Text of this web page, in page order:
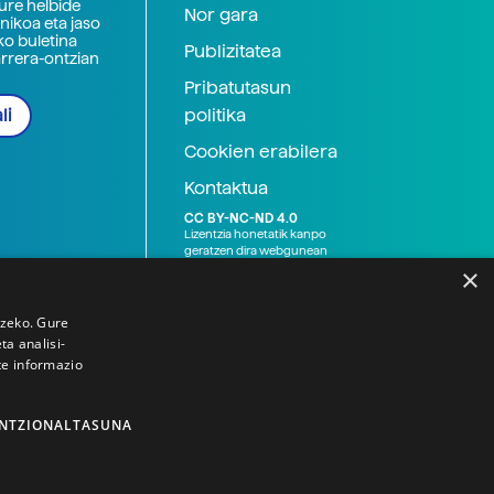
helbide
eta jaso
buletina
ontzian
Nor gara
Publizitatea
Pribatutasun
politika
Cookien erabilera
Kontaktua
CC BY-NC-ND 4.0
Lizentzia honetatik kanpo
geratzen dira webgunean
×
Gure
analisi-
informazio